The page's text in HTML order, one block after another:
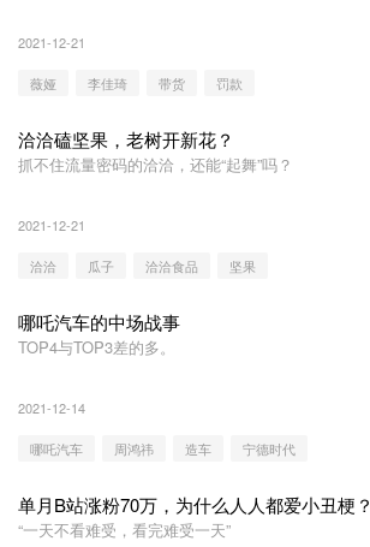
2021-12-21
薇娅 李佳琦 带货 罚款
洽洽磕坚果，老树开新花？
抓不住流量密码的洽洽，还能“起舞”吗？
2021-12-21
洽洽 瓜子 洽洽食品 坚果
哪吒汽车的中场战事
TOP4与TOP3差的多。
2021-12-14
哪吒汽车 周鸿祎 造车 宁德时代
单月B站涨粉70万，为什么人人都爱小丑梗？
“一天不看难受，看完难受一天”